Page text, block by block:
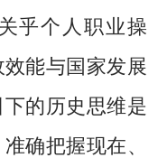
乎个人职业操
能与国家发展
的历史思维是
确把握现在、